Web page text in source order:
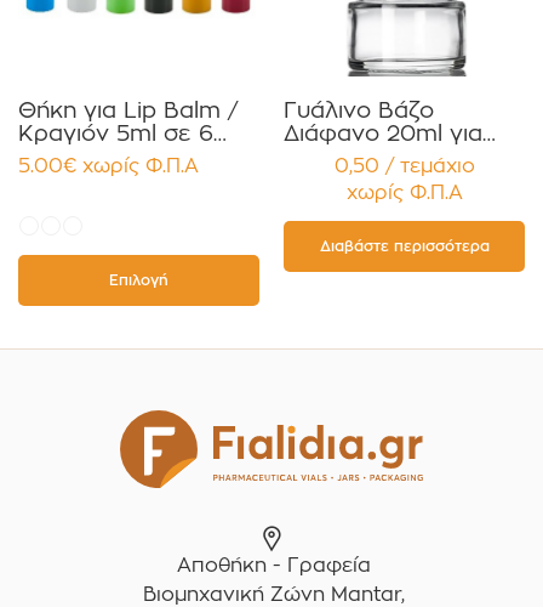
Θήκη για Lip Balm /
Κραγιόν 5ml σε 6
χρώματα Πακέτο
10τεμ.
5.00€ χωρίς Φ.Π.Α
Επιλογή
Γυάλινο Βάζο
Διάφανο 20ml για
Κρέμες και
Κηραλοιφές με
Μαύρο Γυαλιστερό
Καπάκι Παρέμβυσμα
Συσκευασία 12
τεμαχίων
0,50 / τεμάχιο
χωρίς Φ.Π.Α
Διαβάστε περισσότερα
Αποθήκη - Γραφεία
Βιομηχανική Ζώνη Mantar,